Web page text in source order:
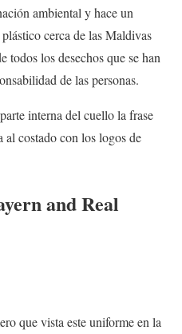
ambiental y hace un
cerca de las Maldivas
todos los desechos que se han
de las personas.
interna del cuello la frase
al costado con los logos de
and Real
que vista este uniforme en la